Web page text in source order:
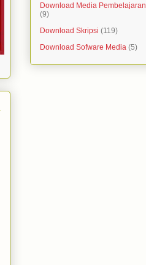
Download Media Pembelajaran
(9)
Download Skripsi (119)
Download Sofware Media (5)